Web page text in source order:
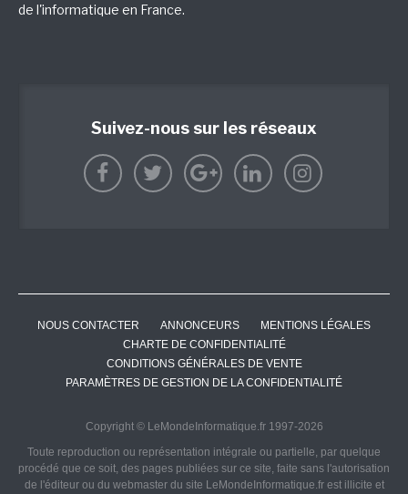
de l'informatique en France.
Suivez-nous sur les réseaux
NOUS CONTACTER ANNONCEURS
MENTIONS LÉGALES
CHARTE DE CONFIDENTIALITÉ
CONDITIONS GÉNÉRALES DE VENTE
PARAMÈTRES DE GESTION DE LA CONFIDENTIALITÉ
Copyright © LeMondeInformatique.fr 1997-2026
Toute reproduction ou représentation intégrale ou partielle, par quelque
procédé que ce soit, des pages publiées sur ce site, faite sans l'autorisation
de l'éditeur ou du webmaster du site LeMondeInformatique.fr est illicite et